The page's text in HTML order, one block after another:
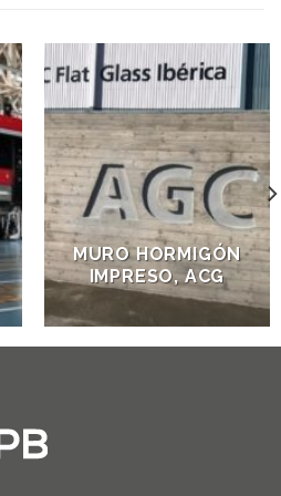
MURO HORMIGÓN
IMPRESO, ACG